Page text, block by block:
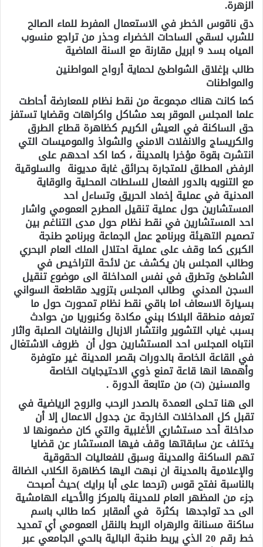
الزهرة.
دق ناقوس الخطر في الاستعمال المفرط للماء الصالح
للشرب لسقي الساحات الخضراء وحذر من تراجع منسوب
المياه بسد 9 ابريل مقارنة مع السنة الماضية
طالب بإغلاق الشواطئ لحماية أرواح المواطنين
والمواطنات
كما كانت هناك مجموعة من نقط نظام للمعارضة أحاطت
علما المجلس الموقر بعد مشاكل واكراهات وقضايا تستفز
حق الساكنة في العيش الكريم كظاهرة قطاع الطرق
والكريساج والانفلات الامني والشواذ والموميسات التي
انتشرت بقوة مؤخرا بالمدينة ، كما اكد احدهم على
الرفض المطلق للمتجارة بحرائق غابة مديونة والسلوقية
مع التنويه بالدور الفعال للسلطات المحلية والوقاية
المدنية في عملية إخماد الحريق وتساءل احد
المستشارين حول عملية تنقيل المطرح العمومي واشار
احد المستشارين في نقط نظام حول مدى التناغم بين
تصميم التهيئة وبرنامج عمل الجماعة وبرنامج طنجة
الكبرى كما وقف على عملية احتلال الملك العام البحري
وطالب المجلس بان يكشف عن لائحة التراخيص في
الشاطئ وتطرق في نفس المداخلة الى موضوع تنقيل
السجن المدني وطالب المجلس بتزويد مقاطعة السواني
بسيارة الاسعاف اما باقي نقط نظام تمحورت حول ما
تعرفه منطقة البلاكا ببني مكادة وكنبوريا من حوادث
بسبب غياب التشوير وانتشار الازبال والنفايات الصلبة واثار
انتباه المجلس احد المستشارين حول أن ظروف الاشتغال
في القاعة الخاصة بالدورات بقصر المدينة غير متوفرة
وأهمها انها قاعة تمنع ذوي الاحتيجايات الخاصة
والمسنين (ت) من متابعة الدورة .
الى هنا تحلى العمدة بالصدر الرحب والروح الرياضية في
تقبل كل المداخلات الخارجة عن جدول الاعمال إلا أن
مداخلة أحد مستشاري الأغلبية والتي كان مضمونها لا
يختلف عن سابقاتها وقف فيها المستشار عن قضايا
تهم الساكنة والمدينة وسبق للفعاليات الحقوقية
والإعلامية بالمدينة ان نبهت اليها كظاهرة الكلاب الضالة
بالناسبة نفتح قوس (ترحما على أبا برايك )حيث أصبحت
جزء من المظهر العام للمدينة بالمركز والأحياء الهامشية
الى حد تواجدها بكثرة في ألمقابر كما طالب باسم
ساكنة مسنانة والرهراه الربط بالنقل العمومي أي تمديد
خط رقم 20 الذي يربط طنجة البالية بالحي الجامعي عبر